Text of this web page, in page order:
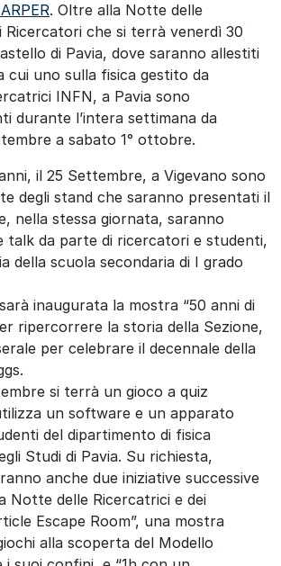
. Oltre alla Notte delle
Ricercatori che si terrà venerdì 30
di Pavia, dove saranno allestiti
cui uno sulla fisica gestito da
INFN, a Pavia sono
durante l’intera settimana da
a sabato 1° ottobre.
il 25 Settembre, a Vigevano sono
degli stand che saranno presentati il
nella stessa giornata, saranno
talk da parte di ricercatori e studenti,
della scuola secondaria di I grado
inaugurata la mostra “50 anni di
ripercorrere la storia della Sezione,
per celebrare il decennale della
si terrà un gioco a quiz
un software e un apparato
del dipartimento di fisica
Studi di Pavia. Su richiesta,
anche due iniziative successive
Notte delle Ricercatrici e dei
Escape Room”, una mostra
alla scoperta del Modello